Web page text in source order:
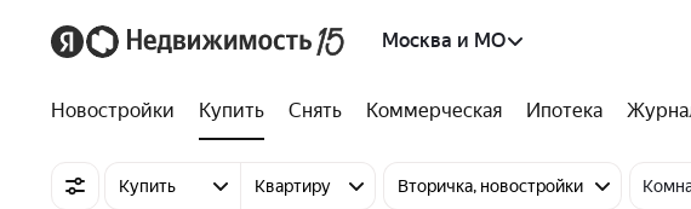
Москва и МО
Новостройки Купить Снять Коммерческая Ипотека
Купить Квартиру Вторичка, новостройки